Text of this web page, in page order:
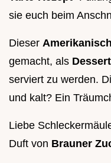
sie euch beim
Dieser
gemacht, als
serviert zu werden.
und kalt? Ein
Liebe
Duft von Brauner